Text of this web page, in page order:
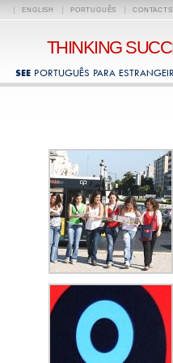
ENGLISH PORTUGUÊS CONTACTS
THINKING
SEE PORTUGUÊS PARA